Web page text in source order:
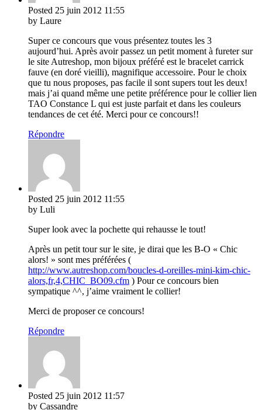
Posted 25 juin 2012 11:55
by Laure
Super ce concours que vous présentez toutes les 3
aujourd’hui. Après avoir passez un petit moment à fureter sur
le site Autreshop, mon bijoux préféré est le bracelet carrick
fauve (en doré vieilli), magnifique accessoire. Pour le choix
que tu nous proposes, pas facile il sont supers tout les deux!
mais j’ai quand même une petite préférence pour le collier lien
TAO Constance L qui est juste parfait et dans les couleurs
tendances de cet été. Merci pour ce concours!!
Répondre
Posted 25 juin 2012 11:55
by Luli
Super look avec la pochette qui rehausse le tout!
Après un petit tour sur le site, je dirai que les B-O « Chic
alors! » sont mes préférées (
http://www.autreshop.com/boucles-d-oreilles-mini-kim-chic-
alors,fr,4,CHIC_BO09.cfm ) Pour ce concours bien
sympatique ^^, j’aime vraiment le collier!
Merci de proposer ce concours!
Répondre
Posted 25 juin 2012 11:57
by Cassandre